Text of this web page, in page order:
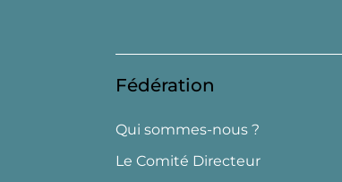
Fédération
Qui sommes-nous ?
Le Comité Directeur